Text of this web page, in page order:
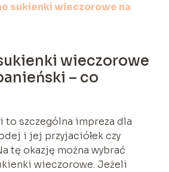
sukienki wieczorowe na
wieczorowe
– co
to szczególna impreza dla
i jej przyjaciółek czy
tę okazję można wybrać
wieczorowe. Jeżeli